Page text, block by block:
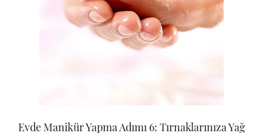
Evde Manikür Yapma Adımı 6: Tırnaklarınıza Yağ